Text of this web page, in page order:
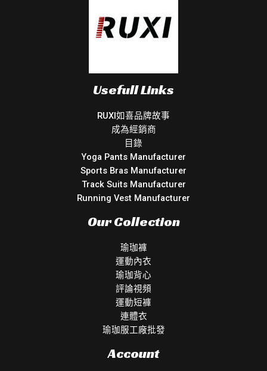
Usefull Links
RUXI如喜品牌故事
成為經銷商
目錄
Yoga Pants Manufacturer
Sports Bras Manufacturer
Track Suits Manufacturer
Running Vest Manufacturer
Our Collection
瑜珈褲
運動內衣
瑜珈背心
評論視頻
運動短褲
連體衣
瑜珈服工廠批發
Account